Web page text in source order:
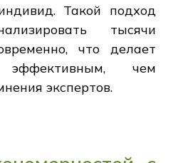
Такой подход
тысячи
что делает
чем
экспертов.